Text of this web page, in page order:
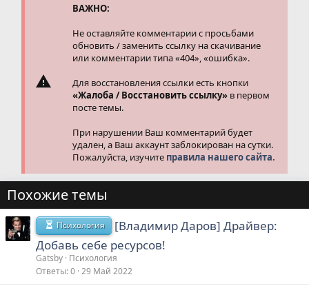
ВАЖНО:
Не оставляйте комментарии с просьбами
обновить / заменить ссылку на скачивание
или комментарии типа «404», «ошибка».
Для восстановления ссылки есть кнопки
«Жалоба / Восстановить ссылку» в первом
посте темы.
При нарушении Ваш комментарий будет
удален, а Ваш аккаунт заблокирован на сутки.
Пожалуйста, изучите правила нашего сайта.
Похожие темы
Психология
[Владимир Даров] Драйвер:
Добавь себе ресурсов!
Gatsby Психология
Ответы 0 29 Май 2022